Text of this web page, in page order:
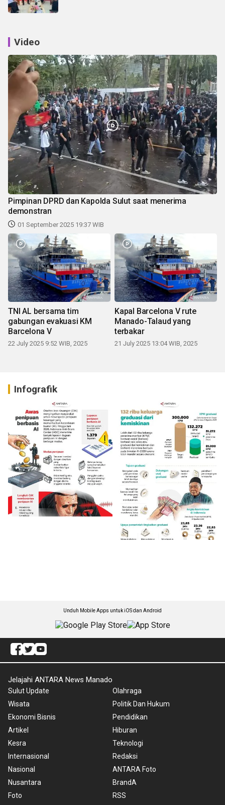
Video
Pimpinan DPRD dan Kapolda Sulut saat menerima
demonstran
01 September 2025 19:37 WIB
TNI AL bersama tim
gabungan evakuasi KM
Barcelona V
22 July 2025 9:52 WIB, 2025
Kapal Barcelona V rute
Manado-Talaud yang
terbakar
21 July 2025 13:04 WIB, 2025
Infografik
Unduh Mobile Apps untuk iOS dan Android
Jelajahi ANTARA News Manado
Sulut Update
Wisata
Ekonomi Bisnis
Artikel
Kesra
Internasional
Nasional
Nusantara
Foto
Olahraga
Politik Dan Hukum
Pendidikan
Hiburan
Teknologi
Redaksi
ANTARA Foto
BrandA
RSS